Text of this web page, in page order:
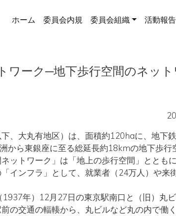
ホーム 委員会内規 委員会組織 活動報告
ワーク─地下歩行空間のネット
、大丸有地区）は、面積約120haに、地下
から東銀座に至る総延長約18kmの地下歩行
ットワーク」は「地上の歩行空間」ととも
インフラ」として、就業者（24万人）や来
年）12月27日の東京駅南口と（旧）丸
の交通の輻輳から、丸ビルなど丸の内で働